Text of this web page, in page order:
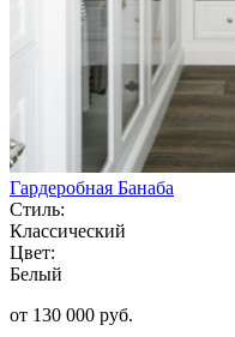
Гардеробная Банаба
Стиль:
Классический
Цвет:
Белый
от 130 000 руб.